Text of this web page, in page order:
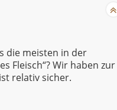
die meisten in der
Fleisch“? Wir haben zur
relativ sicher.